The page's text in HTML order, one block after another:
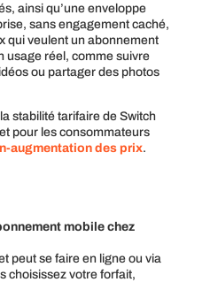
ainsi qu’une enveloppe
sans engagement caché,
qui veulent un abonnement
usage réel, comme suivre
ou partager des photos
stabilité tarifaire de Switch
pour les consommateurs
augmentation des prix.
mobile chez
peut se faire en ligne ou via
choisissez votre forfait,